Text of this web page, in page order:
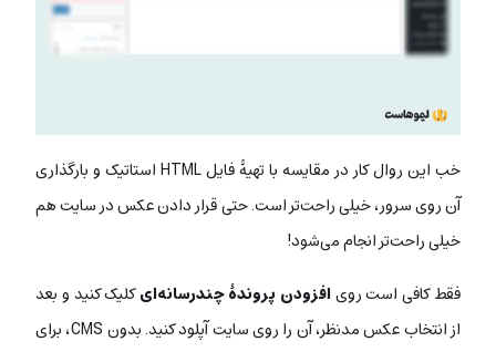
خب این روال کار در مقایسه با تهیۀ فایل HTML استاتیک و بارگذاری
آن روی سرور، خیلی راحت‌تر است. حتی قرار دادن عکس در سایت هم
خیلی راحت‌تر انجام می‌شود!
فقط کافی است رویافزودن پروندۀ چندرسانه‌ایکلیک کنید و بعد
از انتخاب عکس مدنظر، آن را روی سایت آپلود کنید. بدون CMS، برای